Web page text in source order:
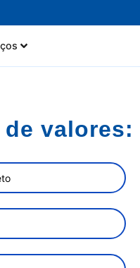
valores: